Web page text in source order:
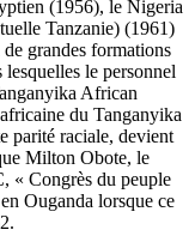
(1956), le Nigeria
Tanzanie) (1961)
grandes formations
le personnel
African
du Tanganyika
parité raciale, devient
Milton Obote, le
« Congrès du peuple
Ouganda lorsque ce